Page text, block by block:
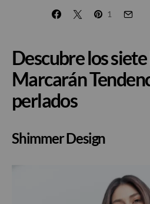
1
Descubre los
Marcarán
perlados
Shimmer Design